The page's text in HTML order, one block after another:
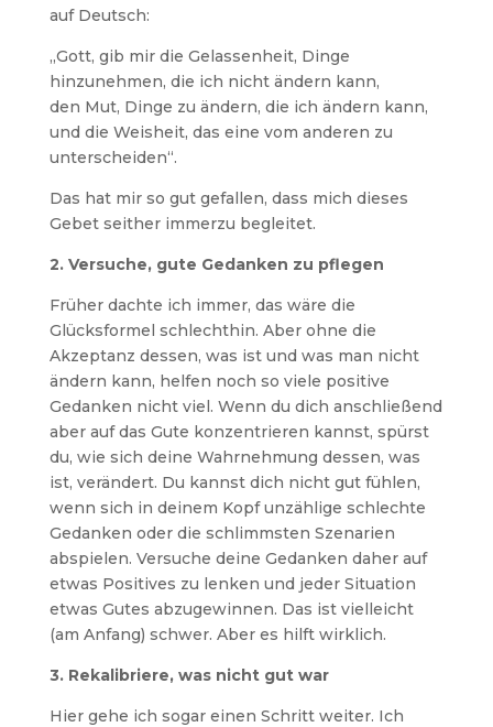
auf Deutsch:
„Gott, gib mir die Gelassenheit, Dinge
hinzunehmen, die ich nicht ändern kann,
den Mut, Dinge zu ändern, die ich ändern kann,
und die Weisheit, das eine vom anderen zu
unterscheiden“.
Das hat mir so gut gefallen, dass mich dieses
Gebet seither immerzu begleitet.
2. Versuche, gute Gedanken zu pflegen
Früher dachte ich immer, das wäre die
Glücksformel schlechthin. Aber ohne die
Akzeptanz dessen, was ist und was man nicht
ändern kann, helfen noch so viele positive
Gedanken nicht viel. Wenn du dich anschließend
aber auf das Gute konzentrieren kannst, spürst
du, wie sich deine Wahrnehmung dessen, was
ist, verändert. Du kannst dich nicht gut fühlen,
wenn sich in deinem Kopf unzählige schlechte
Gedanken oder die schlimmsten Szenarien
abspielen. Versuche deine Gedanken daher auf
etwas Positives zu lenken und jeder Situation
etwas Gutes abzugewinnen. Das ist vielleicht
(am Anfang) schwer. Aber es hilft wirklich.
3. Rekalibriere, was nicht gut war
Hier gehe ich sogar einen Schritt weiter. Ich